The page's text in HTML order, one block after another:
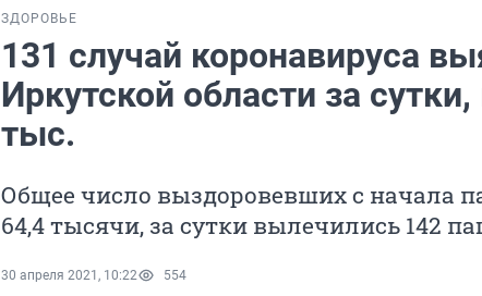
ЗДОРОВЬЕ
131 случай коронавируса
Иркутской области за
тыс.
Общее число выздоровевших с начала
64,4 тысячи, за сутки вылечились 142
30 апреля 2021, 10:22 554